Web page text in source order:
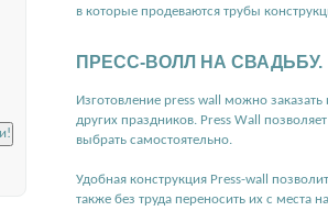
в которые продеваются трубы
ПРЕСС-ВОЛЛ НА СВАДЬБУ.
Изготовление press wall можно
других праздников. Press Wall
выбрать самостоятельно.
Удобная конструкция Press-wall
также без труда переносить их с места